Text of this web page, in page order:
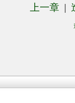
上一章 |